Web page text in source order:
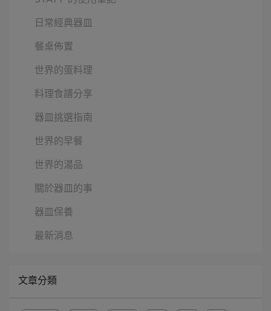
日常經典器皿
餐桌佈置
世界的蛋料理
料理食譜分享
器皿挑選指南
世界的早餐
世界的湯品
關於器皿的事
器皿保養
最新消息
文章分類